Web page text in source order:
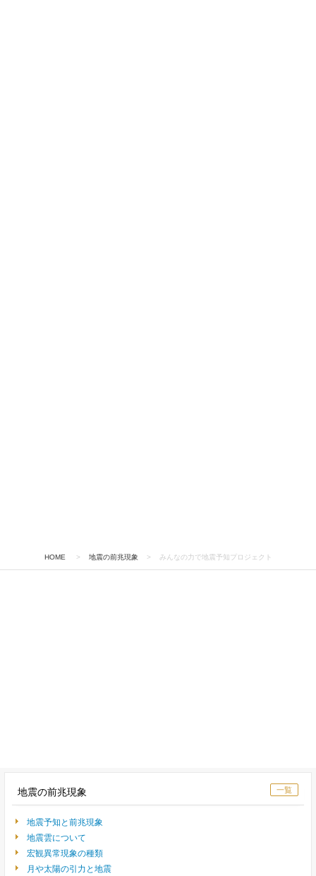
HOME > 地震の前兆現象 > みんなの力で地震予知プロジェクト
一覧
地震の前兆現象
地震予知と前兆現象
地震雲について
宏観異常現象の種類
月や太陽の引力と地震